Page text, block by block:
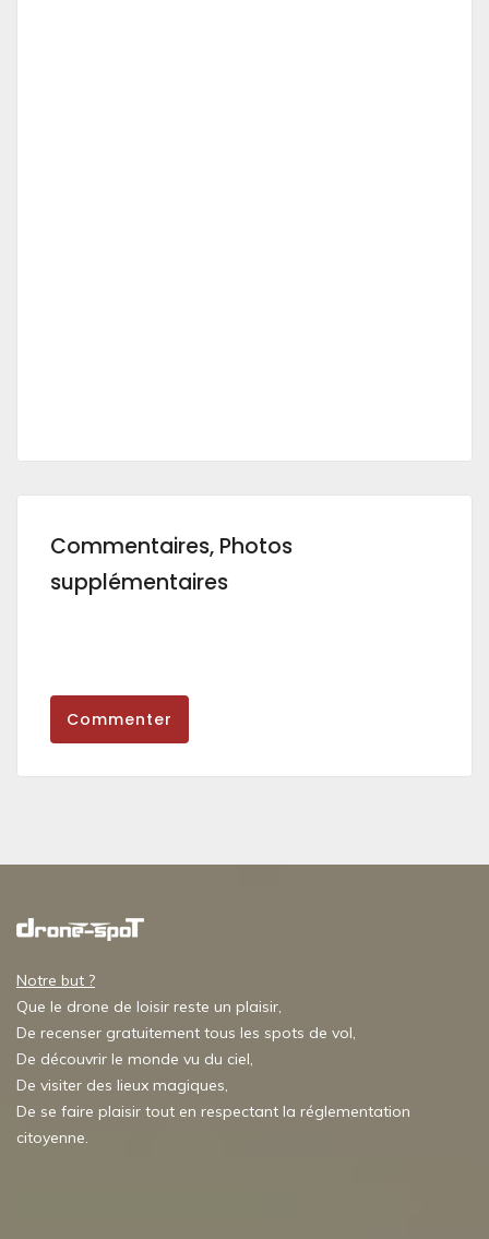
Commentaires, Photos
supplémentaires
Commenter
Notre but ?
Que le drone de loisir reste un plaisir,
De recenser gratuitement tous les spots de vol,
De découvrir le monde vu du ciel,
De visiter des lieux magiques,
De se faire plaisir tout en respectant la réglementation
citoyenne.